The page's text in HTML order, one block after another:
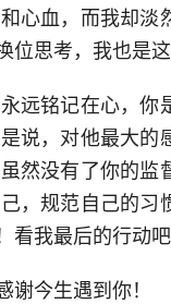
心血，而我却淡
思考，我也是这
远铭记在心，你
说，对他最大的
然没有了你的监
，规范自己的习
我最后的行动吧
今生遇到你！